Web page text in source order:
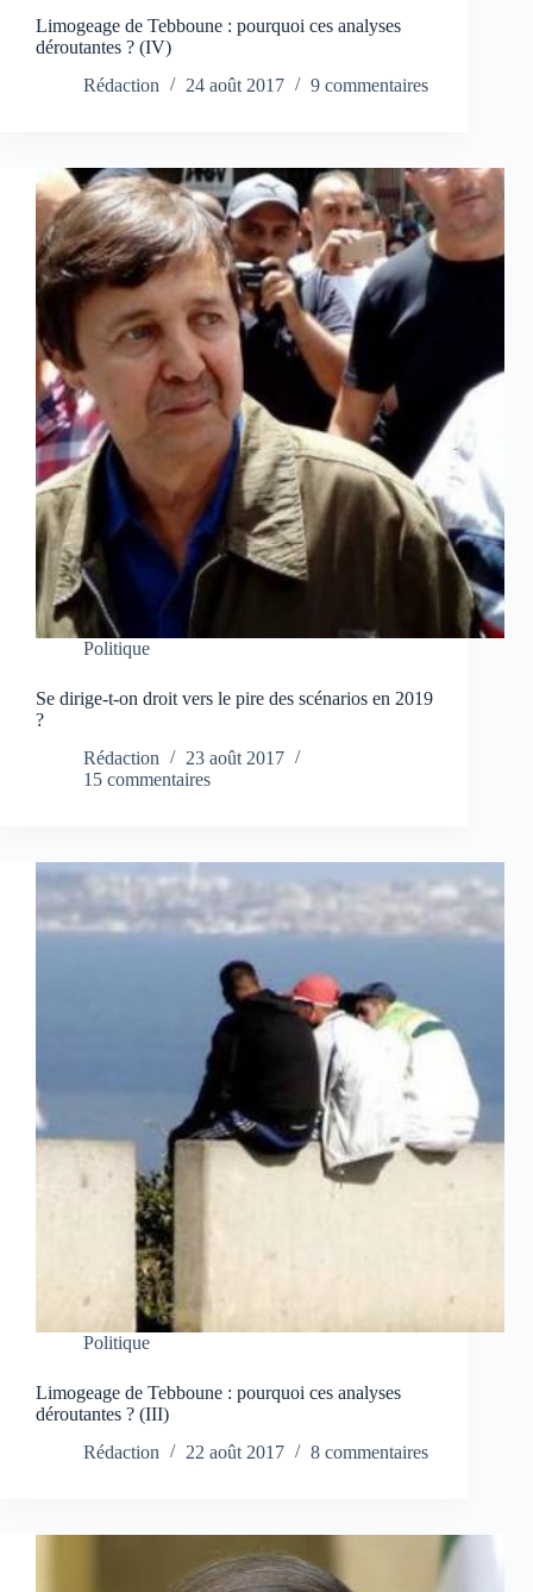
Limogeage de Tebboune : pourquoi ces analyses
déroutantes ? (IV)
Rédaction
24 août 2017 9 commentaires
Politique
Se dirige-t-on droit vers le pire des scénarios en 2019
?
Rédaction
23 août 2017
15 commentaires
Politique
Limogeage de Tebboune : pourquoi ces analyses
déroutantes ? (III)
Rédaction
22 août 2017 8 commentaires